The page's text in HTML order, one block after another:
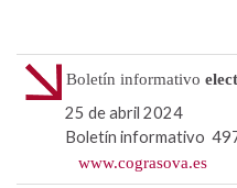
Boletín informativo
25 de abril 2024
Boletín informativo
www.cograsova.es